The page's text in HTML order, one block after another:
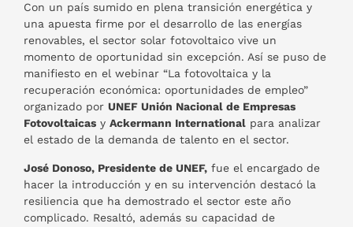
Con un país sumido en plena transición energética y
una apuesta firme por el desarrollo de las energías
renovables, el sector solar fotovoltaico vive un
momento de oportunidad sin excepción. Así se puso de
manifiesto en el webinar “La fotovoltaica y la
recuperación económica: oportunidades de empleo”
organizado por UNEF Unión Nacional de Empresas
Fotovoltaicas y Ackermann International para analizar
el estado de la demanda de talento en el sector.
José Donoso, Presidente de UNEF, fue el encargado de
hacer la introducción y en su intervención destacó la
resiliencia que ha demostrado el sector este año
complicado. Resaltó, además su capacidad de